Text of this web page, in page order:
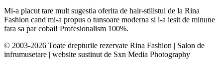
Mi-a placut tare mult sugestia oferita de hair-stilistul de la Rina
Fashion cand mi-a propus o tunsoare moderna si i-a iesit de minune
fara sa par cobai! Profesionalism 100%.
© 2003-2026 Toate drepturile rezervate Rina Fashion | Salon de
infrumusetare | website sustinut de Sxn Media Photography